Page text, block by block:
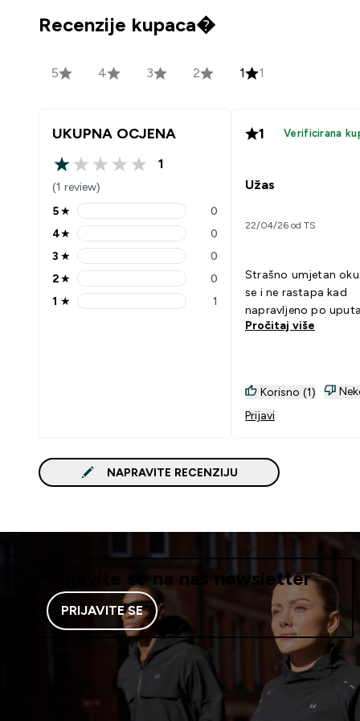
Recenzije kupaca�
5 4 3 2 1 1
UKUPNA OCJENA
1 out of 5 stars
1
(1 review)
5 stars rating 0 reviews
5★ 0
4 stars rating 0 reviews
4★ 0
3 stars rating 0 reviews
3 ★ 0
2 stars rating 0 reviews
2★ 0
1 stars rating 1 reviews
1 ★ 1
1 Verificirana
Užas
22/04/26 od TS
Strašno umjetan
se i ne rastapa kad
napravljeno po
Pročitaj više
Korisno (1)
Prijavi
NAPRAVITE RECENZIJU
Prijavite se na naš newsletter
PRIJAVITE SE